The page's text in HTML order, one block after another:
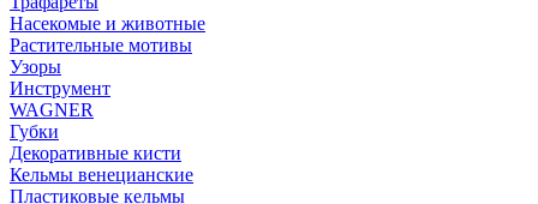
Насекомые и животные
Растительные мотивы
Узоры
Инструмент
WAGNER
Губки
Декоративные кисти
Кельмы венецианские
Пластиковые кельмы